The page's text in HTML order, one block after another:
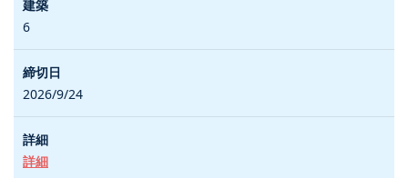
6
2026/9/24
詳細